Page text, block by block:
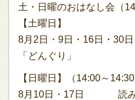
土・日曜のおはなし会（
【土曜日】
8月2日・9日・16日・
「どんぐり」
【日曜日】（14:00～
8月10日・17日 読み